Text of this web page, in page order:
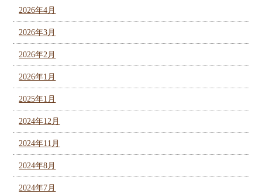
2026年4月
2026年3月
2026年2月
2026年1月
2025年1月
2024年12月
2024年11月
2024年8月
2024年7月